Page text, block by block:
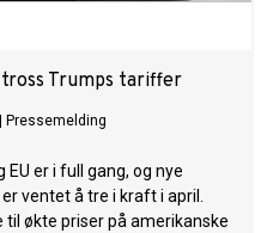
Trumps tariffer
Pressemelding
EU er i full gang, og nye
ventet å tre i kraft i april.
økte priser på amerikanske